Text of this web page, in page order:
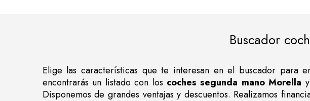
Buscador
Elige las características que te interesan en el buscador para
encontrarás un listado con los coches segunda mano Morella
Disponemos de grandes ventajas y descuentos. Realizamos